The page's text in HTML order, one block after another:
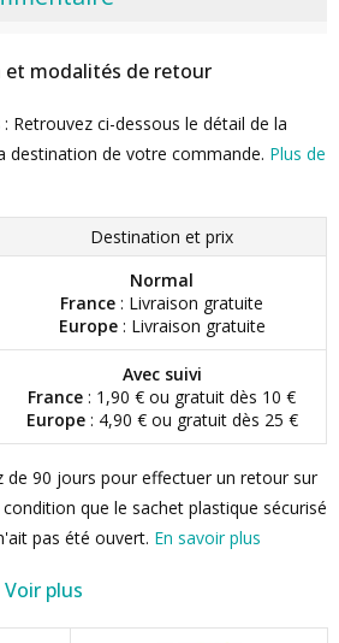
et modalités de retour
: Retrouvez ci-dessous le détail de la
destination de votre commande. Plus de
Destination et prix
Normal
France : Livraison gratuite
Europe: Livraison gratuite
Avec suivi
France : 1,90 € ou gratuit dès 10 €
Europe: 4,90 € ou gratuit dès 25 €
de 90 jours pour effectuer un retour sur
que le sachet plastique sécurisé
pas été ouvert. En savoir plus
Voir plus